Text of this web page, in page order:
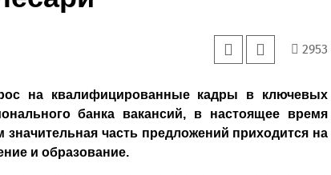
2953
на квалифицированные кадры в ключевых
банка вакансий, в настоящее время
часть предложений приходится на
и образование.